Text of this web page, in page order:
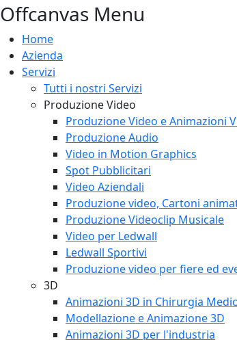
Offcanvas Menu
Home
Azienda
Servizi
Tutti i nostri Servizi
Produzione Video
Produzione Video e Animazioni
Produzione Audio
Video in Motion Graphics
Spot Pubblicitari
Video Aziendali
Produzione video, Cartoni
Produzione Videoclip Musicale
Video per Ledwall
Ledwall Sportivi
Produzione video per fiere ed
3D
Animazioni 3D in Chirurgia
Modellazione e Animazione 3D
Animazioni 3D per l'industria